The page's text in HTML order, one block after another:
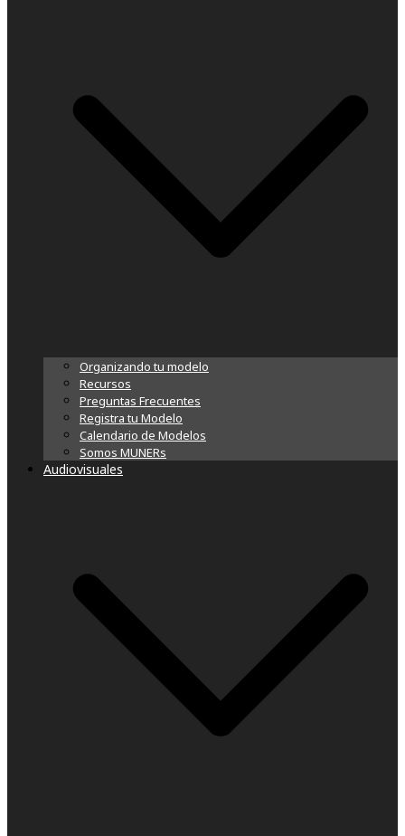
Organizando tu modelo
Recursos
Preguntas Frecuentes
Registra tu Modelo
Calendario de Modelos
Somos MUNERs
Audiovisuales